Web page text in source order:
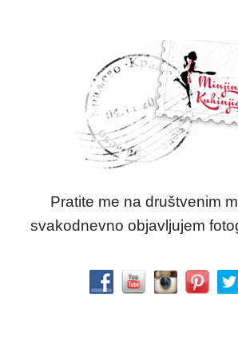
Pratite me na društvenim
svakodnevno objavljujem